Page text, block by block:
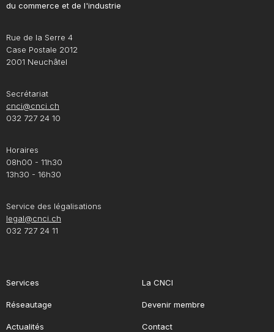
du commerce et de l'industrie
Rue de la Serre 4
Case Postale 2012
2001 Neuchâtel
Secrétariat
cnci@cnci.ch
032 727 24 10
Horaires
08h00 - 11h30
13h30 - 16h30
Service des légalisations
legal@cnci.ch
032 727 24 11
Services
Réseautage
Actualités
La CNCI
Devenir membre
Contact